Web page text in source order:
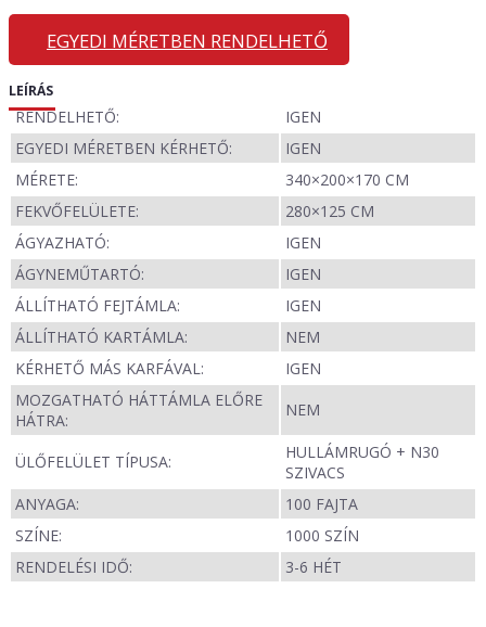
EGYEDI MÉRETBEN RENDELHETŐ
LEÍRÁS
RENDELHETŐ:
IGEN
EGYEDI MÉRETBEN KÉRHETŐ:
IGEN
MÉRETE:
340×200×170 CM
FEKVŐFELÜLETE:
280×125 CM
ÁGYAZHATÓ:
IGEN
ÁGYNEMŰTARTÓ:
IGEN
ÁLLÍTHATÓ FEJTÁMLA:
IGEN
ÁLLÍTHATÓ KARTÁMLA:
NEM
KÉRHETŐ MÁS KARFÁVAL:
IGEN
MOZGATHATÓ HÁTTÁMLA ELŐRE
HÁTRA:
NEM
ÜLŐFELÜLET TÍPUSA:
HULLÁMRUGÓ + N30
SZIVACS
ANYAGA:
100 FAJTA
SZÍNE:
1000 SZÍN
RENDELÉSI IDŐ:
3-6 HÉT